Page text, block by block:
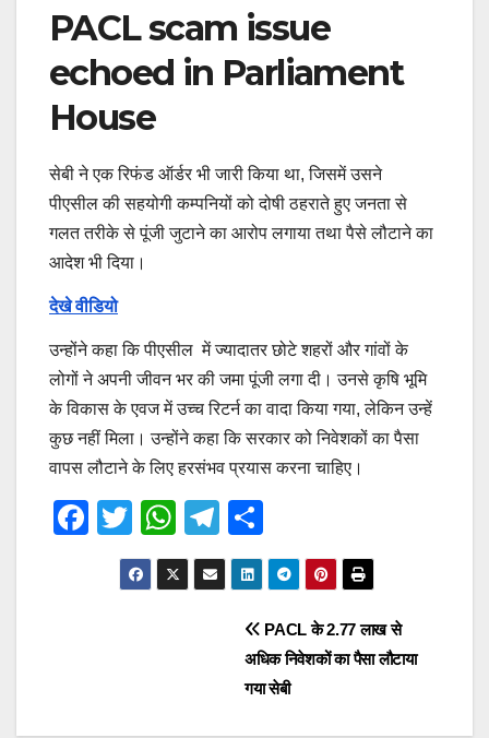
PACL scam issue
echoed in Parliament
House
सेबी ने एक रिफंड ऑर्डर भी जारी किया था, जिसमें उसने
पीएसील की सहयोगी कम्पनियों को दोषी ठहराते हुए जनता से
गलत तरीके से पूंजी जुटाने का आरोप लगाया तथा पैसे लौटाने का
आदेश भी दिया।
देखे वीडियो
उन्होंने कहा कि पीएसील में ज्यादातर छोटे शहरों और गांवों के
लोगों ने अपनी जीवन भर की जमा पूंजी लगा दी। उनसे कृषि भूमि
के विकास के एवज में उच्च रिटर्न का वादा किया गया, लेकिन उन्हें
कुछ नहीं मिला। उन्होंने कहा कि सरकार को निवेशकों का पैसा
वापस लौटाने के लिए हरसंभव प्रयास करना चाहिए।
F
o
T
wi
tt
W
h
at
p
T
el
e
gr
m
h
ar
e
PACL के 2.77 लाख से
अधिक निवेशकों का पैसा लौटाया
गया सेबी